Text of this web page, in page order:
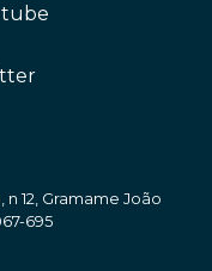
12, Gramame João
695